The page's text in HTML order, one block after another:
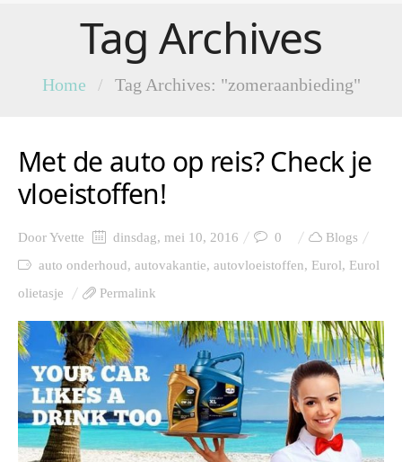
Tag Archives
Home / Tag Archives: "zomeraanbieding"
Met de auto op reis? Check je
vloeistoffen!
DoorYvette dinsdag, mei 10, 2016 0
Blogs
auto onderhoud, autovakantie, autovloeistoffen, Eurol, Eurol
olietasje
Permalink